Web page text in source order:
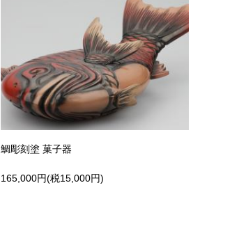
鯛彫刻塗 菓子器
165,000円(税15,000円)